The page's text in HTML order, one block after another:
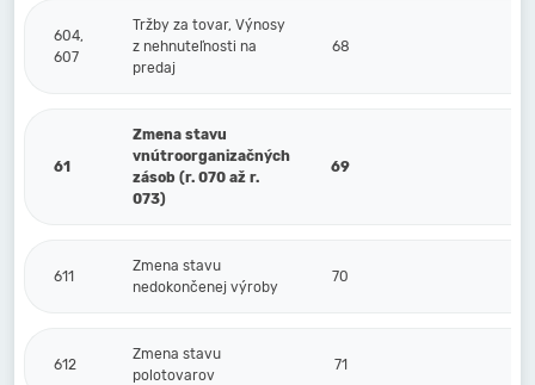
604,
607
Tržby za tovar, Výnosy
z nehnuteľnosti na
predaj
68
61
Zmena stavu
vnútroorganizačných
zásob (r. 070 až r.
073)
69
611
Zmena stavu
nedokončenej výroby
70
612
Zmena stavu
polotovarov
71